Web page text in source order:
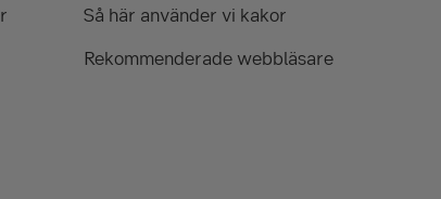
Så här använder vi kakor
Rekommenderade webbläsare